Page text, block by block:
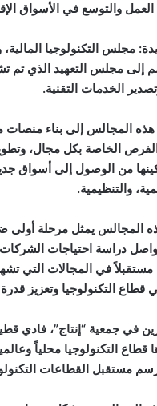
والتوسع في الأسواق
مجلس التكنولوجيا
إلى مجلس التعهيد الذي
الخدمات التقنية.
هذه المجالس إلى بناء
الخاصة بكل مجال،
من الوصول إلى أسواق
والتنظيمية.
المجالس يمثل مرحلة
دراسة احتياجات
في المجالات التي
التكنولوجيا وتعزيز
في جمعية “إنتاج”، فادي
قطاع التكنولوجيا محلياً
مستقبل القطاعات